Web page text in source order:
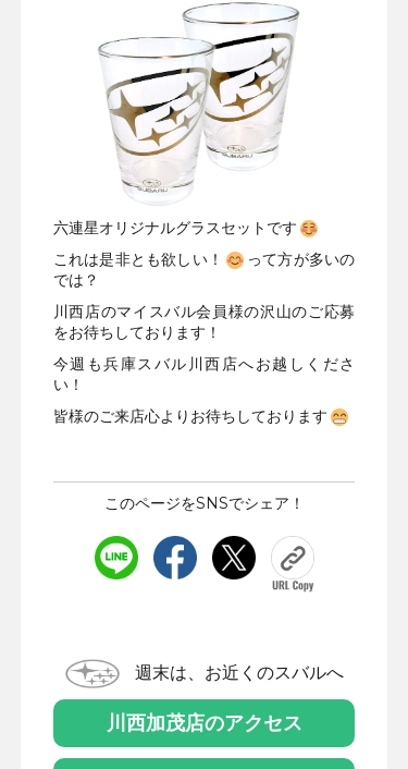
六連星オリジナルグラスセットです
これは是非とも欲しい！
って方が多いの
では？
川西店のマイスバル会員様の沢山のご応募
をお待ちしております！
今週も兵庫スバル川西店へお越しくださ
い！
皆様のご来店心よりお待ちしております
このページをSNSでシェア！
週末は、お近くのスバルへ
川西加茂店のアクセス